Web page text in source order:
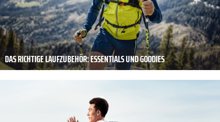
DAS RICHTIGE LAUFZUBEHÖR: ESSENTIALS UND GOODIES